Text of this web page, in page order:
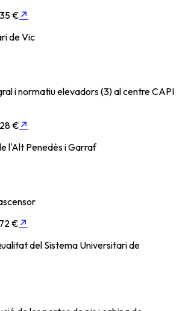
€ ↗
de Vic
i normatiu elevadors (3) al centre CAPI
€ ↗
l'Alt Penedès i Garraf
€↗
del Sistema Universitari de